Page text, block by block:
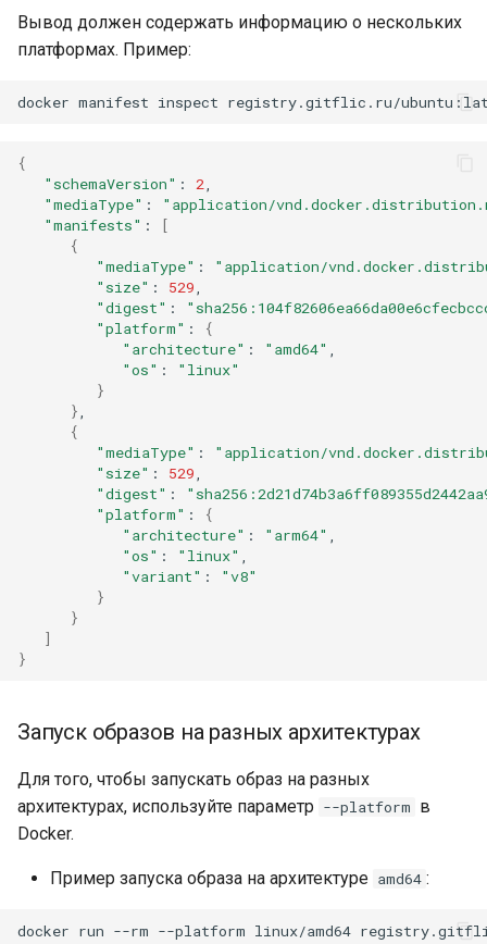
Вывод должен содержать информацию о нескольких
платформах. Пример:
docker manifest inspect
{
"schemaVersion" : 2
"mediaType" :
"application/
"manifests" :
[
{
"mediaType" :
"application/
"size" : 529
"digest" :
"platform" :
{
"architecture" : "amd64"
"os" :
"linux"
}
}
{
"mediaType" :
"application/
"size" : 529
"digest" :
"platform" :
{
"architecture" : "arm64"
"os" : "linux"
"variant" :
"v8"
}
}
]
}
Запуск образов на разных архитектурах
Для того, чтобы запускать образ на разных
архитектурах, используйте параметр --platform в
Docker.
Пример запуска образа на архитектуре amd64 :
docker run --rm --platform linux/amd64